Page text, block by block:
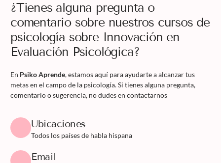
¿Tienes alguna pregunta o
comentario sobre nuestros cursos de
psicología sobre Innovación en
Evaluación Psicológica?
En Psiko Aprende, estamos aquí para ayudarte a alcanzar tus
metas en el campo de la psicología. Si tienes alguna pregunta,
comentario o sugerencia, no dudes en contactarnos
Ubicaciones
Todos los países de habla hispana
Email